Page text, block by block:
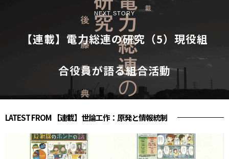
NEXT STORY
【連載】電力総連の研究（5）現役組
合役員が語る組合活動
LATEST FROM 【連載】世論工作：原発と情報統制